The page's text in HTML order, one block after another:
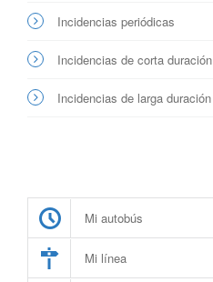
Incidencias periódicas
Incidencias de corta duración
Incidencias de larga duración
Mi autobús
Mi línea